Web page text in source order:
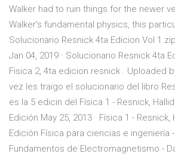
Walker had to ruin things for the newer
Walker's fundamental physics, this
Solucionario Resnick 4ta Edicion Vol
Jan 04, 2019 · Solucionario Resnick 4ta
Fisica 2, 4ta edicion resnick . Uploaded
vez les traigo el solucionario del libro
es la 5 edicin del Física 1 - Resnick,
Edición May 25, 2013 · Física 1 - Resnick,
Edición Física para ciencias e ingeniería
Fundamentos de Electromagnetismo -